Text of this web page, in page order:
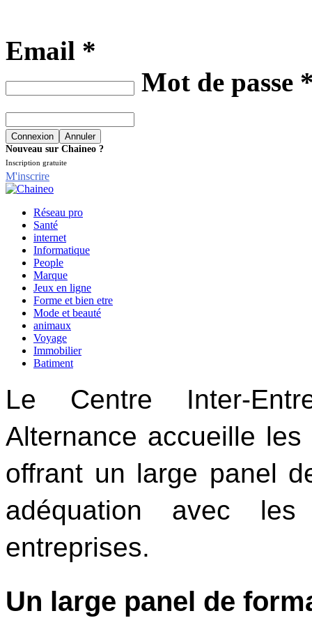
Email *
Mot de passe
Nouveau sur Chaineo ?
Inscription gratuite
M'inscrire
Réseau pro
Santé
internet
Informatique
People
Marque
Jeux en ligne
Forme et bien etre
Mode et beauté
animaux
Voyage
Immobilier
Batiment
Le Centre Inter-
Alternance accueille
offrant un large panel
adéquation avec
entreprises.
Un large panel de